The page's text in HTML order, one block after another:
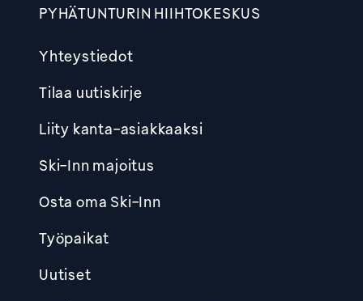
PYHÄTUNTURIN HIIHTOKESKUS
Yhteystiedot
Tilaa uutiskirje
Liity kanta-asiakkaaksi
Ski-Inn majoitus
Osta oma Ski-Inn
Työpaikat
Uutiset